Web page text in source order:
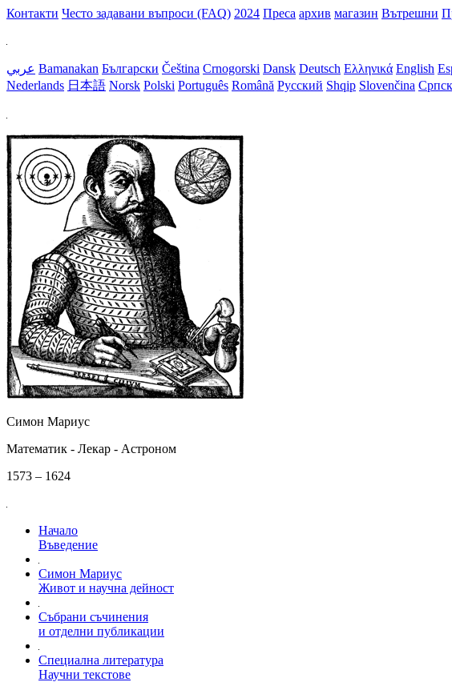
Контакти Често задавани въпроси (FAQ) 2024 Преса архив магазин Вътрешни
عربي Bamanakan Български Čeština Crnogorski Dansk Deutsch Ελληνικά English
Nederlands 日本語 Norsk Polski Português Română Русский Shqip Slovenčina
Симон Мариус
Математик - Лекар - Астроном
1573 – 1624
Начало
Въведение
Симон Мариус
Живот и научна дейност
Събрани съчинения
и отделни публикации
Специална литература
Научни текстове